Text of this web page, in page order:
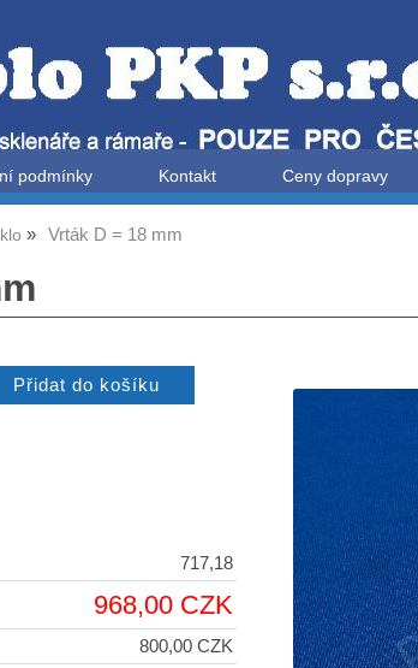
podmínky Kontakt Ceny dopravy
Vrták D = 18 mm
717,18
968,00 CZK
800,00 CZK